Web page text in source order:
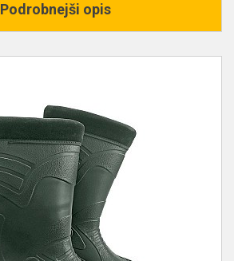
Podrobnejši opis